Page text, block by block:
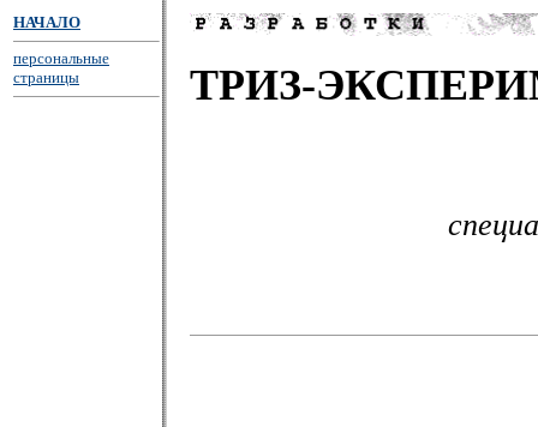
НАЧАЛО
персональные
страницы
ТРИЗ-